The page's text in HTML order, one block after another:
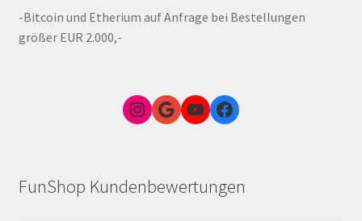
-Bitcoin und Etherium auf Anfrage bei Bestellungen
größer EUR 2.000,-
Instagram
Google Link zum FunShop WienYouTubeFacebook
FunShop Kundenbewertungen